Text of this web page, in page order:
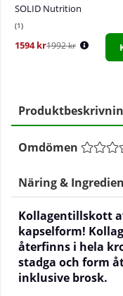
SOLID Nutrition
1
1594 kr1992 kr
Omdömen
Näring &
Kollagentillskott
kapselform!
återfinns i hela
stadga och form
inklusive brosk.